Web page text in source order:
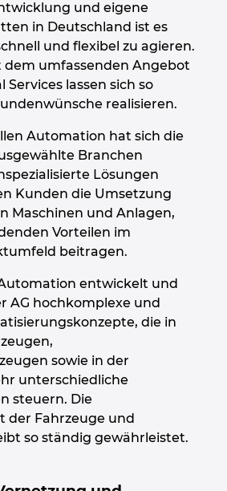
und eigene
in Deutschland ist es
und flexibel zu agieren.
umfassenden Angebot
Services lassen sich so
realisieren.
Automation hat sich die
Branchen
Lösungen
Kunden die Umsetzung
Maschinen und Anlagen,
Vorteilen im
beitragen.
entwickelt und
AG hochkomplexe und
die in
sowie in der
unterschiedliche
steuern. Die
der Fahrzeuge und
so ständig gewährleistet.